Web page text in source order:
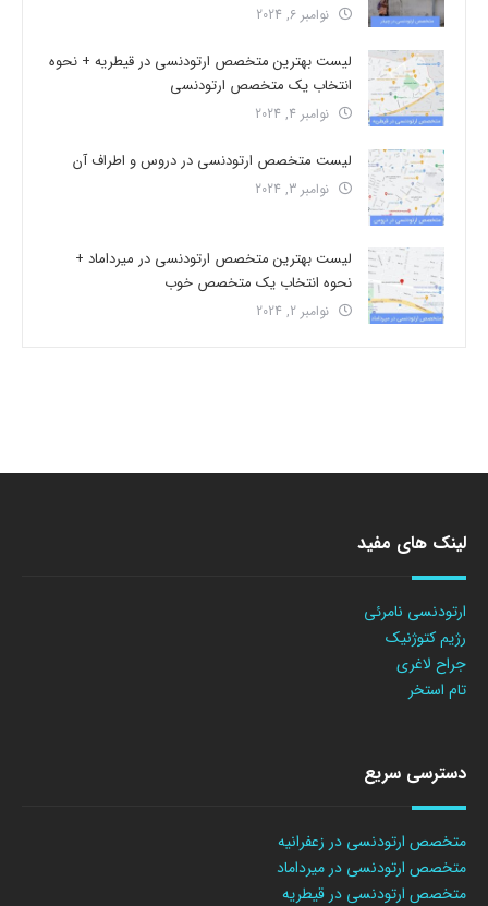
نوامبر 6, 2024
لیست بهترین متخصص ارتودنسی در قیطریه + نحوه
انتخاب یک متخصص ارتودنسی
نوامبر 4, 2024
لیست متخصص ارتودنسی در دروس و اطراف آن
نوامبر 3, 2024
لیست بهترین متخصص ارتودنسی در میرداماد +
نحوه انتخاب یک متخصص خوب
نوامبر 2, 2024
لینک های مفید
ارتودنسی نامرئی
رژیم کتوژنیک
جراح لاغری
تام استخر
دسترسی سریع
متخصص ارتودنسی در زعفرانیه
متخصص ارتودنسی در میرداماد
متخصص ارتودنسی در قیطریه